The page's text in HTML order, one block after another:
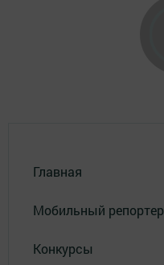
Главная
Мобильный репортер
Конкурсы